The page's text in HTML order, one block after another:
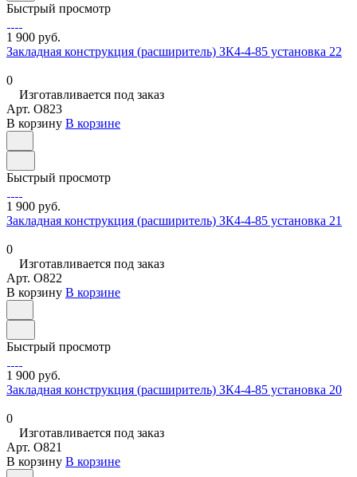
Быстрый просмотр
1 900 руб.
Закладная конструкция (расширитель) ЗК4-4-85 установка 22
0
Изготавливается под заказ
Арт. O823
В корзину В корзине
Быстрый просмотр
1 900 руб.
Закладная конструкция (расширитель) ЗК4-4-85 установка 21
0
Изготавливается под заказ
Арт. O822
В корзину В корзине
Быстрый просмотр
1 900 руб.
Закладная конструкция (расширитель) ЗК4-4-85 установка 20
0
Изготавливается под заказ
Арт. O821
В корзину В корзине